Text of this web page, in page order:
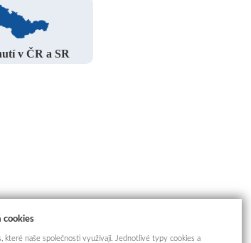
v ČR a SR
cookies
které naše společnosti využívají. Jednotlivé typy cookies a